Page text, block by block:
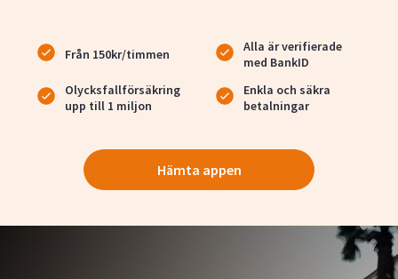
Från 150kr/timmen
Alla är verifierade
med BankID
Olycksfallförsäkring
upp till 1 miljon
Enkla och säkra
betalningar
Hämta appen